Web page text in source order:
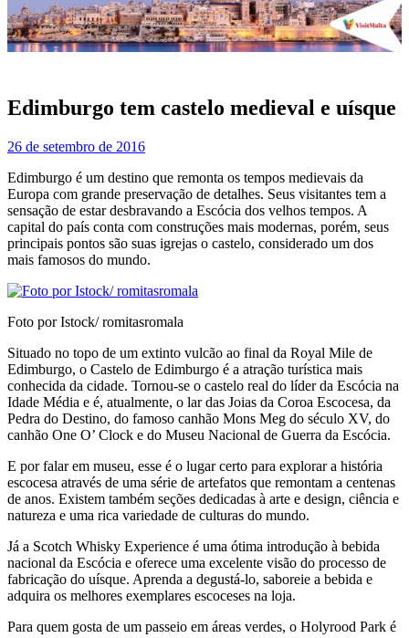
Edimburgo tem castelo medieval e uísque
26 de setembro de 2016
Edimburgo é um destino que remonta os tempos medievais da
Europa com grande preservação de detalhes. Seus visitantes tem a
sensação de estar desbravando a Escócia dos velhos tempos. A
capital do país conta com construções mais modernas, porém, seus
principais pontos são suas igrejas o castelo, considerado um dos
mais famosos do mundo.
Foto por Istock/ romitasromala
Situado no topo de um extinto vulcão ao final da Royal Mile de
Edimburgo, o Castelo de Edimburgo é a atração turística mais
conhecida da cidade. Tornou-se o castelo real do líder da Escócia na
Idade Média e é, atualmente, o lar das Joias da Coroa Escocesa, da
Pedra do Destino, do famoso canhão Mons Meg do século XV, do
canhão One O’ Clock e do Museu Nacional de Guerra da Escócia.
E por falar em museu, esse é o lugar certo para explorar a história
escocesa através de uma série de artefatos que remontam a centenas
de anos. Existem também seções dedicadas à arte e design, ciência e
natureza e uma rica variedade de culturas do mundo.
Já a Scotch Whisky Experience é uma ótima introdução à bebida
nacional da Escócia e oferece uma excelente visão do processo de
fabricação do uísque. Aprenda a degustá-lo, saboreie a bebida e
adquira os melhores exemplares escoceses na loja.
Para quem gosta de um passeio em áreas verdes, o Holyrood Park é